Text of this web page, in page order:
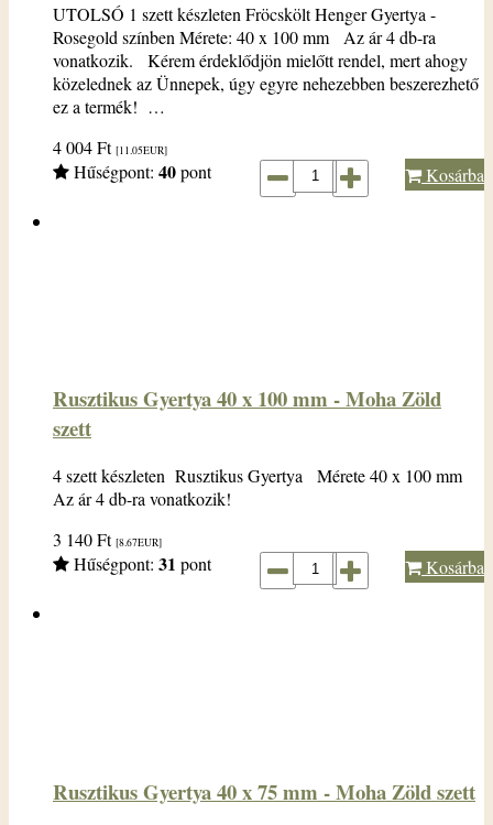
UTOLSÓ 1 szett készleten Fröcskölt Henger Gyertya -
Rosegold színben Mérete: 40 x 100 mm Az ár 4 db-ra
vonatkozik. Kérem érdeklődjön mielőtt rendel, mert ahogy
közelednek az Ünnepek, úgy egyre nehezebben beszerezhető
ez a termék! …
4 004Ft [11.05EUR]
Hűségpont: 40pont Kosárba
Rusztikus Gyertya 40 x 100 mm - Moha Zöld
szett
4 szett készleten Rusztikus Gyertya Mérete 40 x 100 mm
Az ár 4 db-ra vonatkozik!
3 140Ft [8.67EUR]
Hűségpont: 31 pont Kosárba
Rusztikus Gyertya 40 x 75 mm - Moha Zöld szett